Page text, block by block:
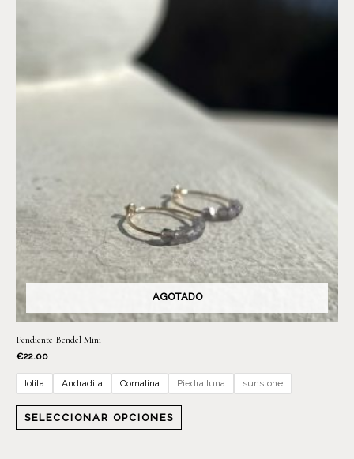
AGOTADO
Pendiente Bendel Mini
€22.00
Iolita Andradita Cornalina Piedra luna sunstone
SELECCIONAR OPCIONES